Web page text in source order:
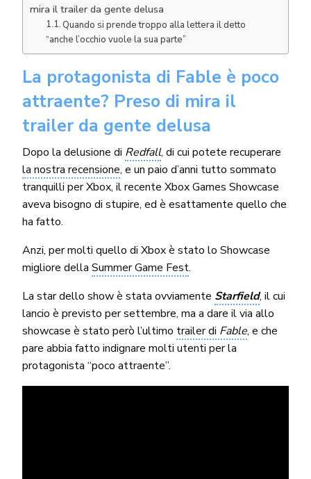
mira il trailer da gente delusa
Quando si prende troppo alla lettera il detto
“anche l’occhio vuole la sua parte”
La protagonista di Fable è poco
attraente? Preso di mira il
trailer da gente delusa
Dopo la delusione di Redfall, di cui potete recuperare
la nostra recensione, e un paio d’anni tutto sommato
tranquilli per Xbox, il recente Xbox Games Showcase
aveva bisogno di stupire, ed è esattamente quello che
ha fatto.
Anzi, per molti quello di Xbox è stato lo Showcase
migliore della Summer Game Fest.
La star dello show è stata ovviamente Starfield, il cui
lancio è previsto per settembre, ma a dare il via allo
showcase è stato però l’ultimo trailer di Fable, e che
pare abbia fatto indignare molti utenti per la
protagonista “poco attraente”.